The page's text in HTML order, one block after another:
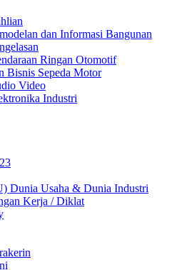
dan Informasi Bangunan
Ringan Otomotif
Bisnis Sepeda Motor
Video
Industri
Dunia Usaha & Dunia Industri
Kerja / Diklat